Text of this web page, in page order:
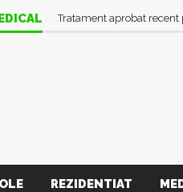
Tratament aprobat recent
REZIDENTIAT